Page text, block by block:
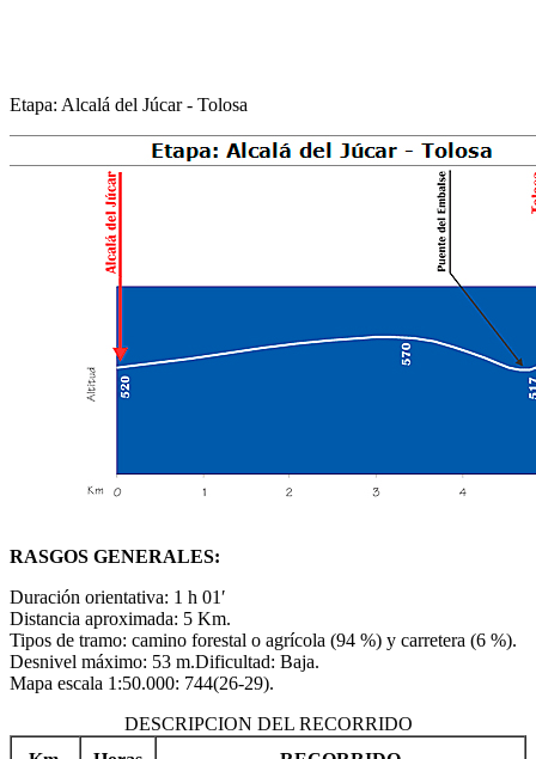
Etapa: Alcalá del Júcar - Tolosa
RASGOS GENERALES:
Duración orientativa: 1 h 01′
Distancia aproximada: 5 Km.
Tipos de tramo: camino forestal o agrícola (94 %) y carretera (6 %).
Desnivel máximo: 53 m.Dificultad: Baja.
Mapa escala 1:50.000: 744(26-29).
DESCRIPCION DEL RECORRIDO